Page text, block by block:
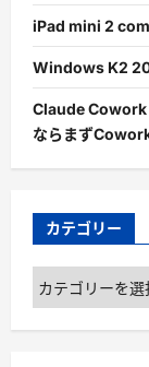
iPad mini 2
Windows K2
Claude Cowork
ならまずCowork
カテゴリー
カ
テ
ゴ